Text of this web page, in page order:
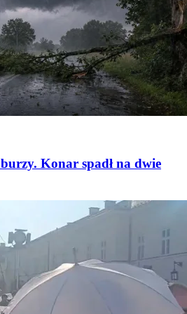
Konar spadł na dwie